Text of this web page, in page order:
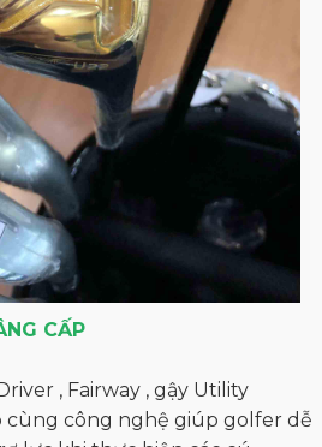
CẤP
, Fairway , gậy Utility
cùng công nghệ giúp golfer dễ